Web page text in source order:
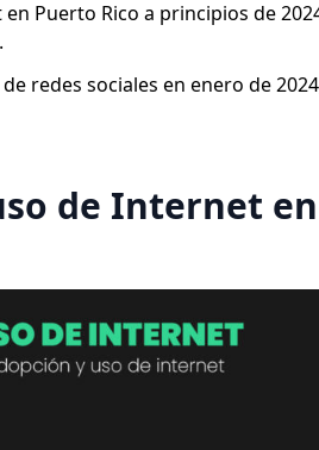
Puerto Rico a principios de
redes sociales en enero de
de Internet